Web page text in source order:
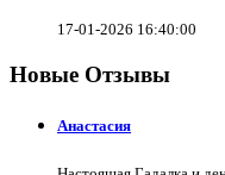
17-01-2026 16:40:00
Новые Отзывы
Анастасия